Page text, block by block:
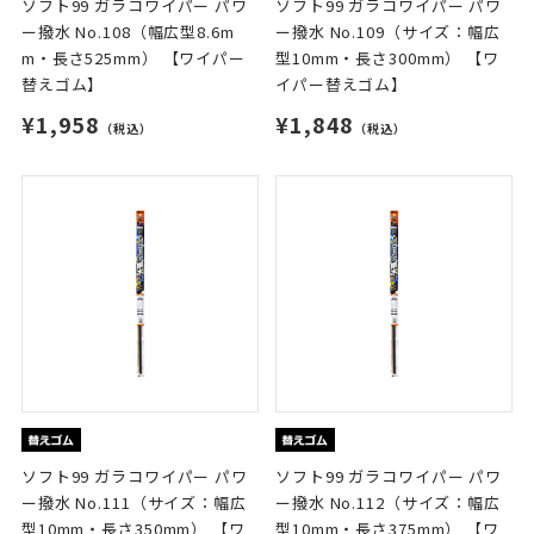
ソフト99 ガラコワイパー パワ
ー撥水 No.108（幅広型8.6m
m・長さ525mm） 【ワイパー
替えゴム】
¥1,958 （税込）
ソフト99 ガラコワイパー パワ
ー撥水 No.109（サイズ：幅広
型10mm・長さ300mm） 【ワ
イパー替えゴム】
¥1,848 （税込）
ソフト99 ガラコワイパー パワ
ー撥水 No.111（サイズ：幅広
型10mm・長さ350mm） 【ワ
ソフト99 ガラコワイパー パワ
ー撥水 No.112（サイズ：幅広
型10mm・長さ375mm） 【ワ